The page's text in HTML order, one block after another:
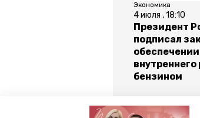
Экономика
4 июля , 18:10
Президент
подписал
обеспечении
бензином
Все новости